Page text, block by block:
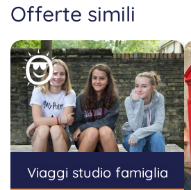
Offerte simili
Viaggi studio famiglia